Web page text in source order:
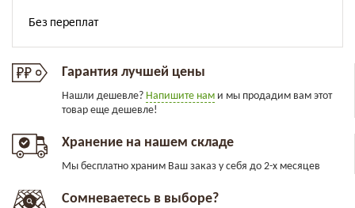
Гарантия лучшей цены
Нашли дешевле? Напишите нам и мы продадим вам этот
товар еще дешевле!
Хранение на нашем складе
Мы бесплатно храним Ваш заказ у себя до 2-х месяцев
Сомневаетесь в выборе?